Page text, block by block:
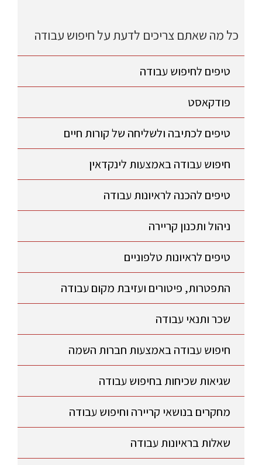
כל מה שאתם צריכים לדעת על חיפוש עבודה
טיפים לחיפוש עבודה
פודקאסט
טיפים לכתיבה ולשליחה של קורות חיים
חיפוש עבודה באמצעות לינקדאין
טיפים להכנה לראיונות עבודה
ניהול ותכנון קריירה
טיפים לראיונות טלפוניים
התפטרות, פיטורים ועזיבת מקום עבודה
שכר ותנאי עבודה
חיפוש עבודה באמצעות חברות השמה
שגיאות שכיחות בחיפוש עבודה
מחקרים בנושאי קריירה וחיפוש עבודה
שאלות בראיונות עבודה